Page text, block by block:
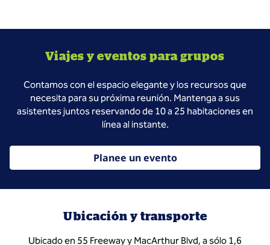
Viajes y eventos para grupos
Contamos con el espacio elegante y los recursos que
necesita para su próxima reunión. Mantenga a sus
asistentes juntos reservando de 10 a 25 habitaciones en
línea al instante.
Planee un evento
Ubicación y transporte
Ubicado en 55 Freeway y MacArthur Blvd, a sólo 1,6